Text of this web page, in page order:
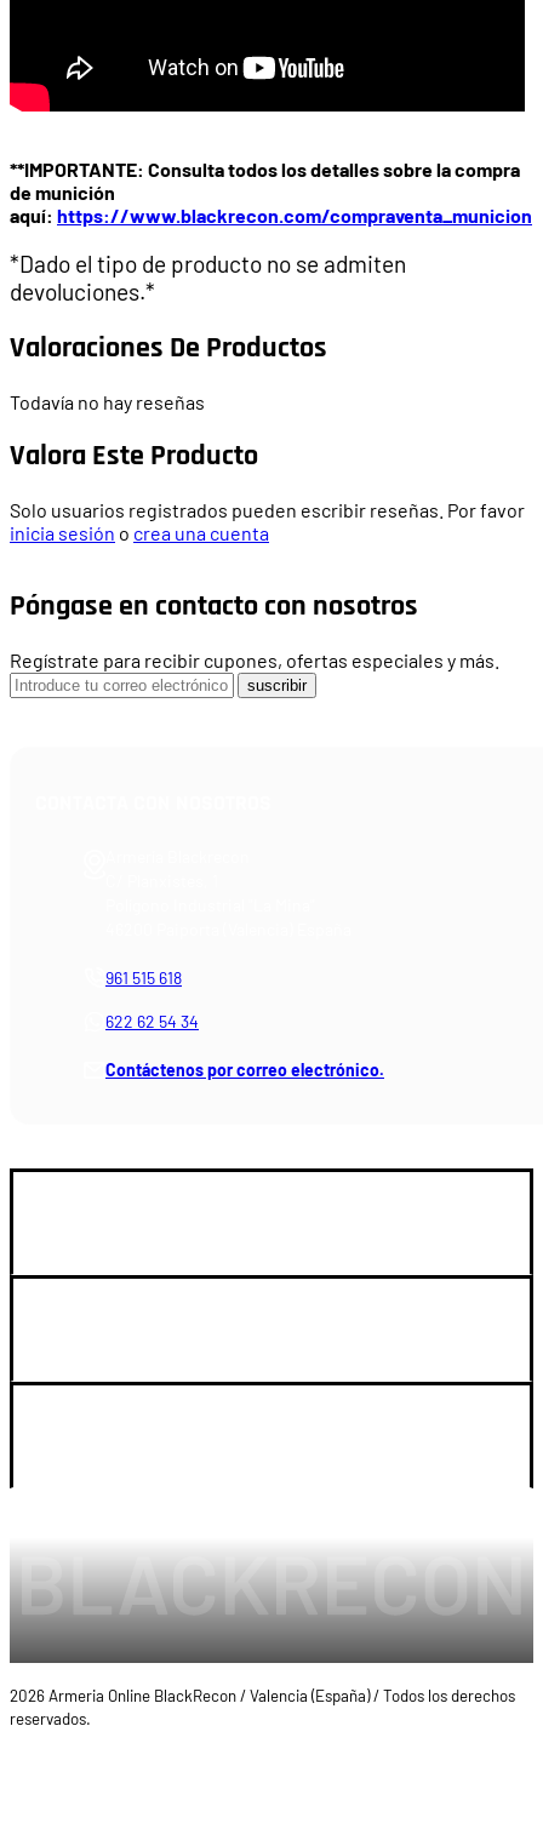
**IMPORTANTE: Consulta todos los detalles sobre la compra
de munición
aquí: https://www.blackrecon.com/compraventa_municion
*Dado el tipo de producto no se admiten
devoluciones.*
Valoraciones De Productos
Todavía no hay reseñas
Valora Este Producto
Solo usuarios registrados pueden escribir reseñas. Por favor
inicia sesión o crea una cuenta
Póngase en contacto con nosotros
Regístrate para recibir cupones, ofertas especiales y más.
suscribir
961 515 618
622 62 54 34
Contáctenos por correo electrónico.
2026 Armeria Online BlackRecon / Valencia (España) / Todos los derechos
reservados.